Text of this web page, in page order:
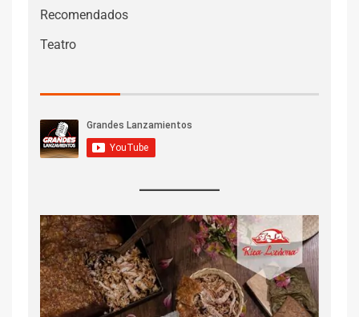
Recomendados
Teatro